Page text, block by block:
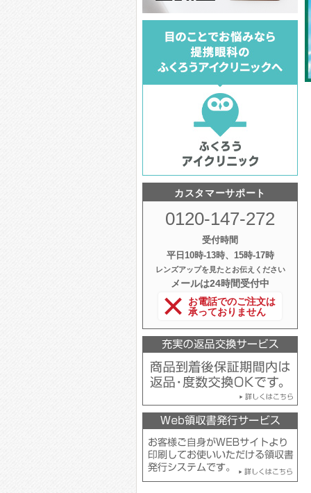
カスタマーサポート
0120-147-272
受付時間
平日10時‐13時、15時‐17時
レンズアップを見たとお伝えください
メールは24時間受付中
お電話でのご注文は
承っておりません